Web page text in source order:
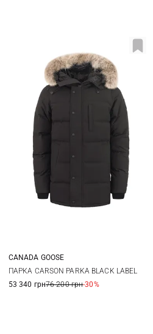
S M L
CANADA GOOSE
ПАРКА CARSON PARKA BLACK LABEL
53 340 грн76 200 грн-30%